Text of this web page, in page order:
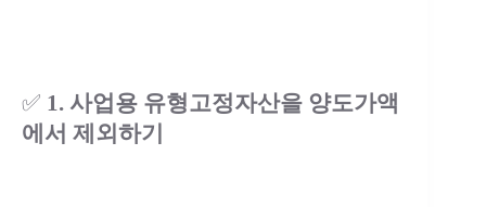
✅ 1. 사업용 유형고정자산을 양도가액
에서 제외하기